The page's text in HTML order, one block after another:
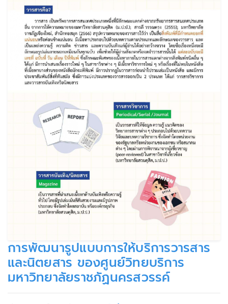
การพัฒนารูปแบบการให้บริการวารสาร
และนิตยสาร ของศูนย์วิทยบริการ
มหาวิทยาลัยราชภัฏนครสวรรค์